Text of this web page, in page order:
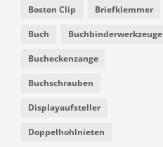
Boston Clip Briefklemmer
Buch Buchbinderwerkzeuge
Bucheckenzange
Buchschrauben
Displayaufsteller
Doppelhohlnieten